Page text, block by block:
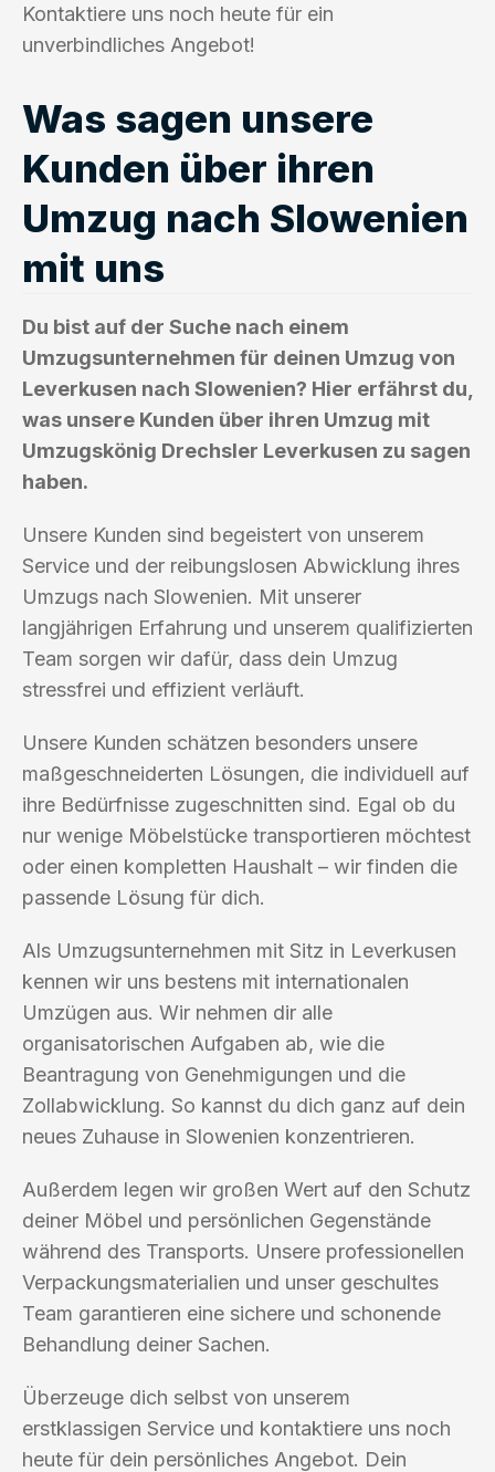
Kontaktiere uns noch heute für ein
unverbindliches Angebot!
Was sagen unsere
Kunden über ihren
Umzug nach Slowenien
mit uns
Du bist auf der Suche nach einem
Umzugsunternehmen für deinen Umzug von
Leverkusen nach Slowenien? Hier erfährst du,
was unsere Kunden über ihren Umzug mit
Umzugskönig Drechsler Leverkusen zu sagen
haben.
Unsere Kunden sind begeistert von unserem
Service und der reibungslosen Abwicklung ihres
Umzugs nach Slowenien. Mit unserer
langjährigen Erfahrung und unserem qualifizierten
Team sorgen wir dafür, dass dein Umzug
stressfrei und effizient verläuft.
Unsere Kunden schätzen besonders unsere
maßgeschneiderten Lösungen, die individuell auf
ihre Bedürfnisse zugeschnitten sind. Egal ob du
nur wenige Möbelstücke transportieren möchtest
oder einen kompletten Haushalt – wir finden die
passende Lösung für dich.
Als Umzugsunternehmen mit Sitz in Leverkusen
kennen wir uns bestens mit internationalen
Umzügen aus. Wir nehmen dir alle
organisatorischen Aufgaben ab, wie die
Beantragung von Genehmigungen und die
Zollabwicklung. So kannst du dich ganz auf dein
neues Zuhause in Slowenien konzentrieren.
Außerdem legen wir großen Wert auf den Schutz
deiner Möbel und persönlichen Gegenstände
während des Transports. Unsere professionellen
Verpackungsmaterialien und unser geschultes
Team garantieren eine sichere und schonende
Behandlung deiner Sachen.
Überzeuge dich selbst von unserem
erstklassigen Service und kontaktiere uns noch
heute für dein persönliches Angebot. Dein